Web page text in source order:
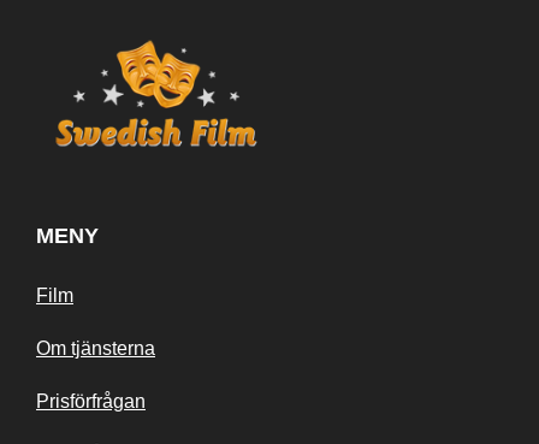
MENY
Film
Om tjänsterna
Prisförfrågan